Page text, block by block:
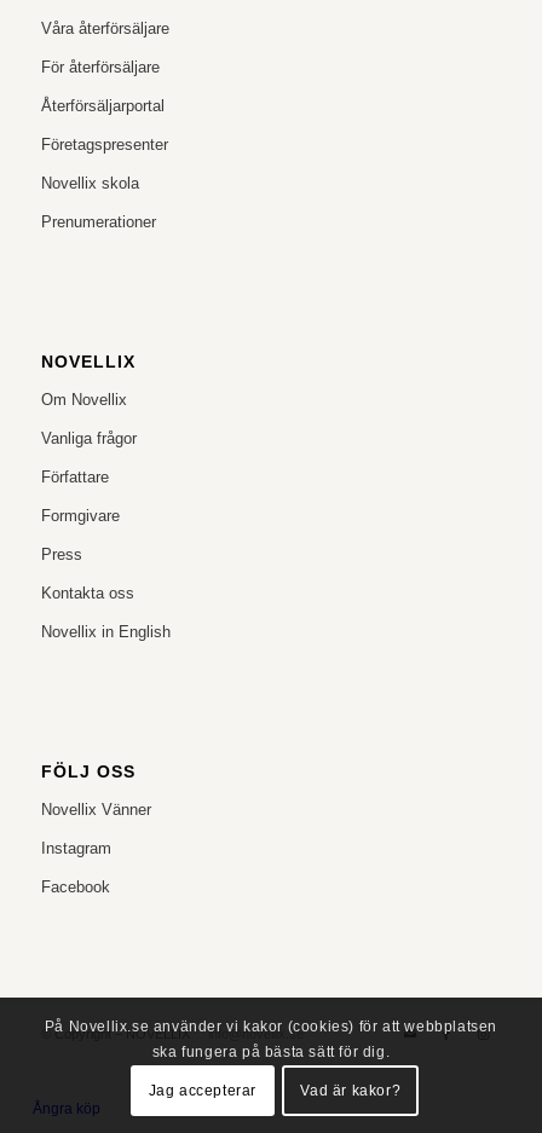
Våra återförsäljare
För återförsäljare
Återförsäljarportal
Företagspresenter
Novellix skola
Prenumerationer
NOVELLIX
Om Novellix
Vanliga frågor
Författare
Formgivare
Press
Kontakta oss
Novellix in English
FÖLJ OSS
Novellix Vänner
Instagram
Facebook
© Copyright – NOVELLIXinfo@novellix.se
På Novellix.se använder vi kakor (cookies) för att webbplatsen
ska fungera på bästa sätt för dig.
Jag accepterar
Vad är kakor?
Ångra köp